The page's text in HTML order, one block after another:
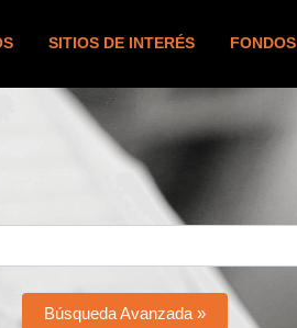
SITIOS DE INTERÉS FONDOS
Búsqueda Avanzada »